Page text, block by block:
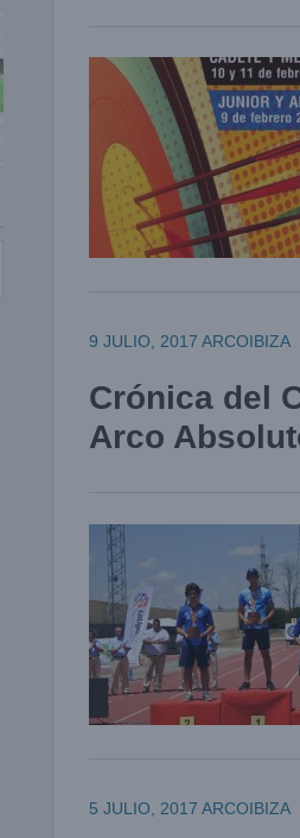
9 JULIO, 2017 ARCOIBIZA
Crónica del
Arco
5 JULIO, 2017 ARCOIBIZA